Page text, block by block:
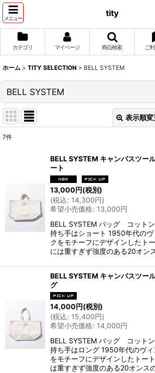
メニュー
tity
カテゴリ マイページ 商品検索 ご
ホーム > TITY SELECTION > BELL SYSTEM
BELL SYSTEM
表示順変
絞り込む
7件
BELL SYSTEM キャンバスツー
ート
13,000円(税別)
(税込: 14,300円)
希望小売価格: 13,000円
BELL SYSTEM バッグ コットン
持ち手はショート 1950年代のヴ
クをモチーフにデザインしたト
には重すぎず強度のある20オン
BELL SYSTEM キャンバスツー
グ
14,000円(税別)
(税込: 15,400円)
希望小売価格: 14,000円
BELL SYSTEM バッグ コットン
持ち手はロング 1950年代のヴィ
をモチーフにデザインしたトー
は重すぎず強度のある20オンス